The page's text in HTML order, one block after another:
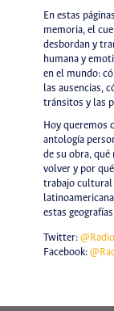
En estas
memoria, el
desbordan y
humana y
en el mundo:
las ausencias,
tránsitos y las
Hoy queremos
antología
de su obra, qué
volver y por
trabajo cultural
estas
Twitter:
Facebook: